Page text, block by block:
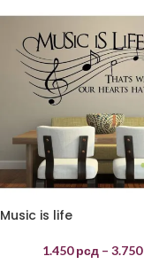
Music is life
1.450рсд – 3.750